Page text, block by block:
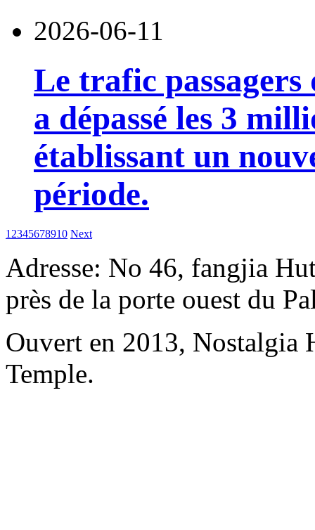
2026-06-11
Le trafic passagers
a dépassé les 3
établissant un
période.
1 2345678910 Next
Adresse: No 46, fangjia
près de la porte ouest du
Ouvert en 2013, Nostalgia
Temple.